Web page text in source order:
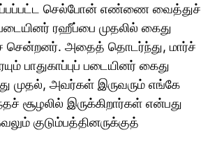
செல்போன் எண்ணை வைத்துச்
படையினர் ரஹீப்பை முதலில் கைது
சென்றனர். அதைத் தொடர்ந்து, மார்ச்
பாதுகாப்புப் படையினர் கைது
முதல், அவர்கள் இருவரும் எங்கே
சூழலில் இருக்கிறார்கள் என்பது
குடும்பத்தினருக்குத்